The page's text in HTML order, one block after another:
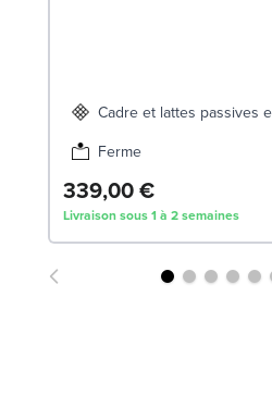
Cadre et lattes passives
Ferme
339,00 €
Livraison sous 1 à 2 semaines